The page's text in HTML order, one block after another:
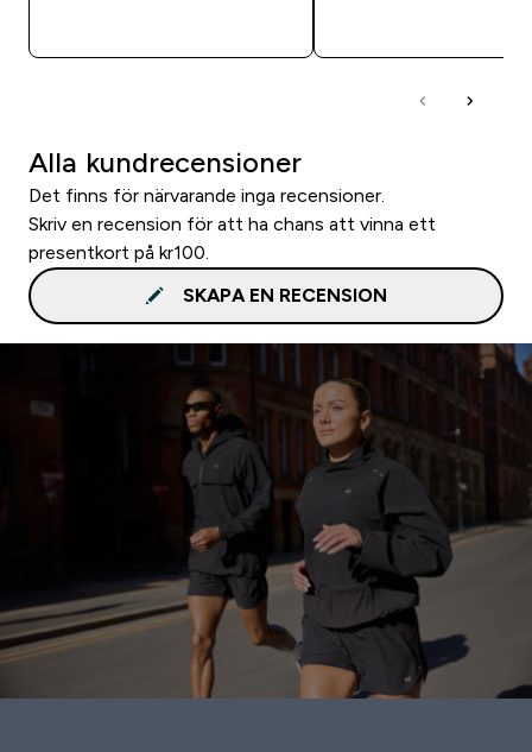
Alla kundrecensioner
Det finns för närvarande inga recensioner.
Skriv en recension för att ha chans att vinna ett
presentkort på kr100.
SKAPA EN RECENSION